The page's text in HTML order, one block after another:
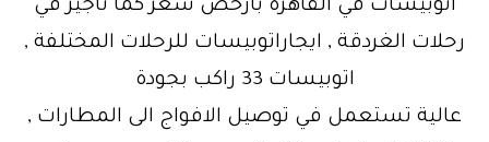
اتوبيسات في القاهرة بارخص سعر كما تأجير في
رحلات الغردقة , ايجاراتوبيسات للرحلات المختلفة ,
اتوبيسات 33 راكب بجودة
عالية تستعمل في توصيل الافواج الى المطارات ,